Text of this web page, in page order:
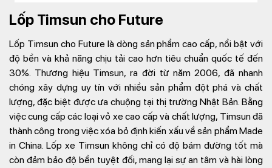
Lốp Timsun cho Future
Lốp Timsun cho Future là dòng sản phẩm cao cấp, nổi bật với
độ bền và khả năng chịu tải cao hơn tiêu chuẩn quốc tế đến
30%. Thương hiệu Timsun, ra đời từ năm 2006, đã nhanh
chóng xây dựng uy tín với nhiều sản phẩm đột phá và chất
lượng, đặc biệt được ưa chuộng tại thị trường Nhật Bản. Bằng
việc cung cấp các loại vỏ xe cao cấp và chất lượng, Timsun đã
thành công trong việc xóa bỏ định kiến xấu về sản phẩm Made
in China. Lốp xe Timsun không chỉ có độ bám đường tốt mà
còn đảm bảo độ bền tuyệt đối, mang lại sự an tâm và hài lòng